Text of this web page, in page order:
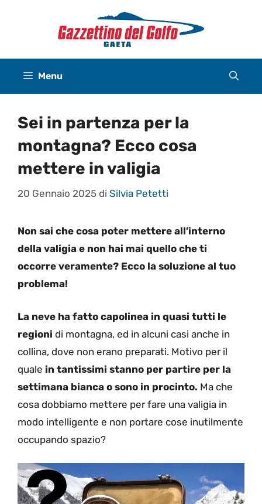
Menu
Sei in partenza per la
montagna? Ecco cosa
mettere in valigia
20 Gennaio 2025 di Silvia Petetti
Non sai che cosa poter mettere all’interno
della valigia e non hai mai quello che ti
occorre veramente? Ecco la soluzione al tuo
problema!
La neve ha fatto capolinea in quasi tutti le
regioni di montagna, ed in alcuni casi anche in
collina, dove non erano preparati. Motivo per il
quale in tantissimi stanno per partire per la
settimana bianca o sono in procinto. Ma che
cosa dobbiamo mettere per fare una valigia in
modo intelligente e non portare cose inutilmente
occupando spazio?